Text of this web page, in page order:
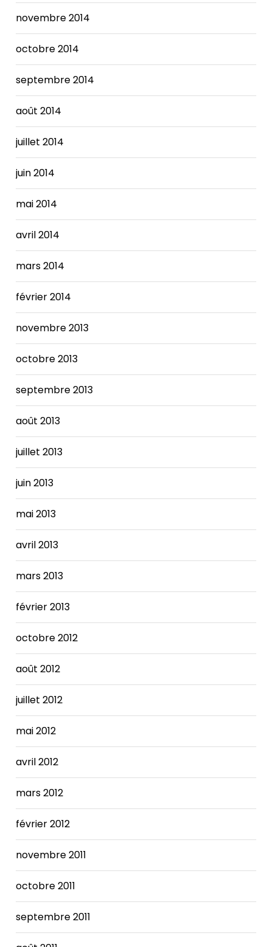
novembre 2014
octobre 2014
septembre 2014
août 2014
juillet 2014
juin 2014
mai 2014
avril 2014
mars 2014
février 2014
novembre 2013
octobre 2013
septembre 2013
août 2013
juillet 2013
juin 2013
mai 2013
avril 2013
mars 2013
février 2013
octobre 2012
août 2012
juillet 2012
mai 2012
avril 2012
mars 2012
février 2012
novembre 2011
octobre 2011
septembre 2011